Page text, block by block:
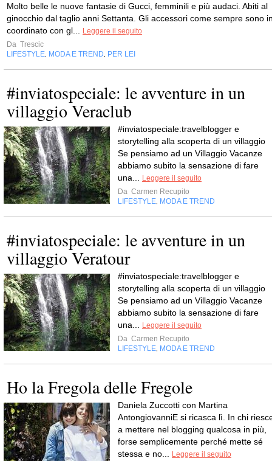
Molto belle le nuove fantasie di Gucci, femminili e più audaci. Abiti al
ginocchio dal taglio anni Settanta. Gli accessori come sempre sono
coordinato con gl...
Leggere il seguito
Da Trescic
LIFESTYLE MODA E TREND PER LEI
#inviatospeciale: le avventure in un
villaggio Veraclub
#inviatospeciale:travelblogger e
storytelling alla scoperta di un villaggio
Se pensiamo ad un Villaggio Vacanze
abbiamo subito la sensazione di fare
una...
Leggere il seguito
Da Carmen Recupito
LIFESTYLE MODA E TREND
#inviatospeciale: le avventure in un
villaggio Veratour
#inviatospeciale:travelblogger e
storytelling alla scoperta di un villaggio
Se pensiamo ad un Villaggio Vacanze
abbiamo subito la sensazione di fare
una...
Leggere il seguito
Da Carmen Recupito
LIFESTYLE MODA E TREND
Ho la Fregola delle Fregole
Daniela Zuccotti con Martina
AntongiovanniE si ricasca lì. In chi
a mettere nel blogging qualcosa in più,
forse semplicemente perché mette sé
stessa e no...
Leggere il seguito